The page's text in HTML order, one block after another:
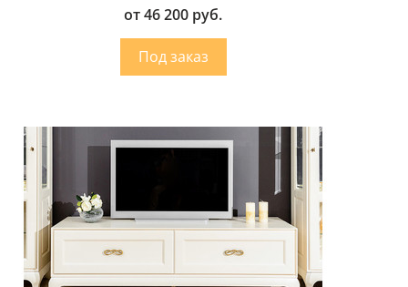
от 46 200 руб.